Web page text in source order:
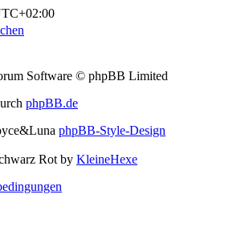
Software © phpBB Limited
phpBB.de
phpBB-Style-Design
Rot by KleineHexe